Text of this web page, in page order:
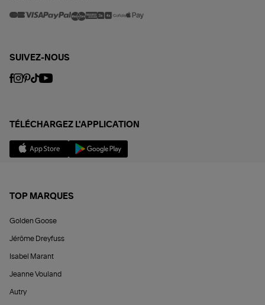
SUIVEZ-NOUS
TÉLÉCHARGEZ L'APPLICATION
TOP MARQUES
Golden Goose
Jérôme Dreyfuss
Isabel Marant
Jeanne Vouland
Autry